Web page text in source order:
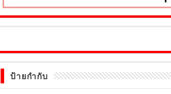
ป้ายกำกับ